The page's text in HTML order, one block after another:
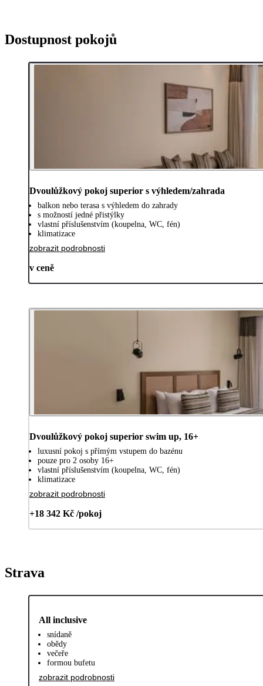
Dostupnost pokojů
Dvoulůžkový pokoj superior s výhledem/zahrada
balkon nebo terasa s výhledem do zahrady
s možností jedné přistýlky
vlastní příslušenstvím (koupelna, WC, fén)
klimatizace
zobrazit podrobnosti
v ceně
Dvoulůžkový pokoj superior swim up, 16+
luxusní pokoj s přímým vstupem do bazénu
pouze pro 2 osoby 16+
vlastní příslušenstvím (koupelna, WC, fén)
klimatizace
zobrazit podrobnosti
+18 342 Kč /pokoj
Strava
All inclusive
snídaně
obědy
večeře
formou bufetu
zobrazit podrobnosti